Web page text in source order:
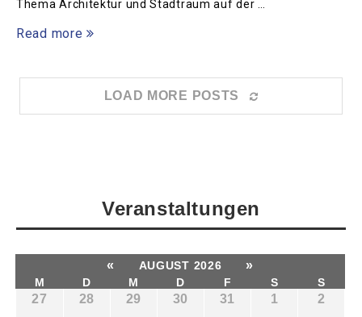
Thema Architektur und Stadtraum auf der …
Read more
LOAD MORE POSTS
Veranstaltungen
« AUGUST 2026 »
M D M D F S S
27 28 29 30 31 1 2